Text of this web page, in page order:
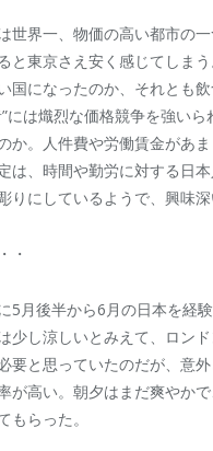
世界一、物価の高い都市の
と東京さえ安く感じてしま
国になったのか、それとも
”には熾烈な価格競争を強い
か。人件費や労働賃金があ
は、時間や勤労に対する日
りにしているようで、興味深
・
5月後半から6月の日本を経
少し涼しいとみえて、ロン
要と思っていたのだが、意
が高い。朝夕はまだ爽やか
もらった。